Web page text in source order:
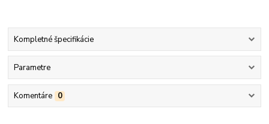
Kompletné špecifikácie
Parametre
Komentáre 0